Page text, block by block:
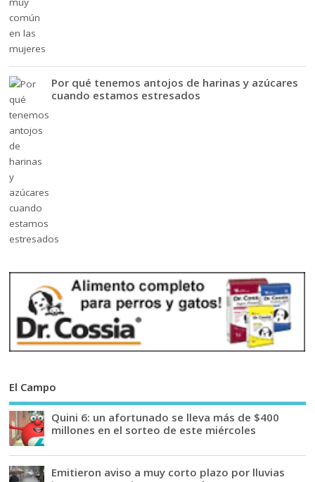
Por qué tenemos antojos de harinas y azúcares
cuando estamos estresados
El Campo
Quini 6: un afortunado se lleva más de $400
millones en el sorteo de este miércoles
Emitieron aviso a muy corto plazo por lluvias